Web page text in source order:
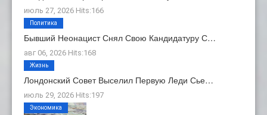
июль 27, 2026 Hits:166
Бывший Неонацист Снял Свою Кандидатуру С…
авг 06, 2026 Hits:168
Политика
Лондонский Совет Выселил Первую Леди Сье…
июль 29, 2026 Hits:197
Жизнь
Экономика